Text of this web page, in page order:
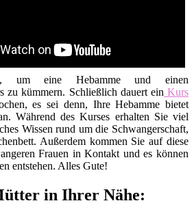
um eine Hebamme und einen
zu kümmern. Schließlich dauert ein Kurs
es sei denn, Ihre Hebamme bietet
Während des Kurses erhalten Sie viel
Wissen rund um die Schwangerschaft,
Außerdem kommen Sie auf diese
Frauen in Kontakt und es können
entstehen. Alles Gute!
in Ihrer Nähe: